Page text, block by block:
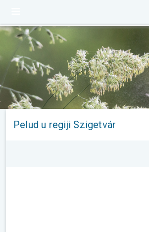
Pelud u regiji Szigetvár